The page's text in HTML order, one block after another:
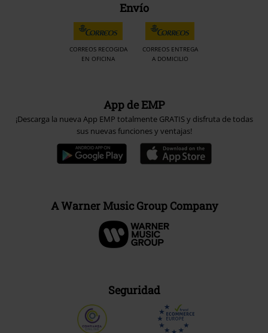
Envío
CORREOS RECOGIDA
EN OFICINA
CORREOS ENTREGA
A DOMICILIO
App de EMP
¡Descarga la nueva App EMP totalmente GRATIS y disfruta de todas
sus nuevas funciones y ventajas!
A Warner Music Group Company
Seguridad